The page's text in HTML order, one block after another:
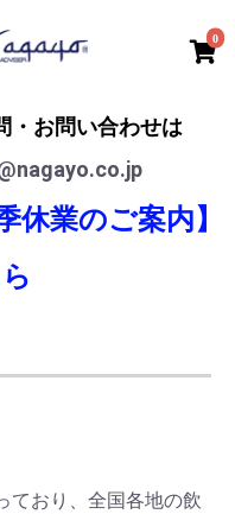
0
・お問い合わせは
休業のご案内】
ており、全国各地の飲